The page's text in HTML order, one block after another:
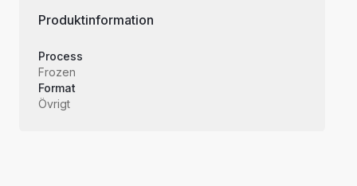
Produktinformation
Process
Frozen
Format
Övrigt